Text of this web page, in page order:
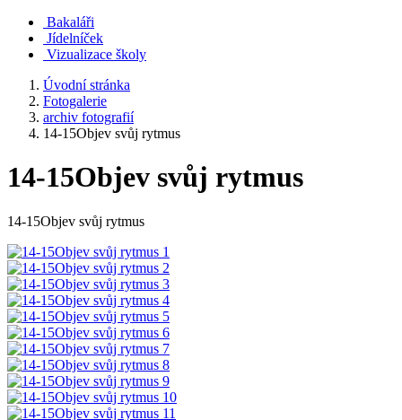
Bakaláři
Jídelníček
Vizualizace školy
Úvodní stránka
Fotogalerie
archiv fotografií
14-15Objev svůj rytmus
14-15Objev svůj rytmus
14-15Objev svůj rytmus